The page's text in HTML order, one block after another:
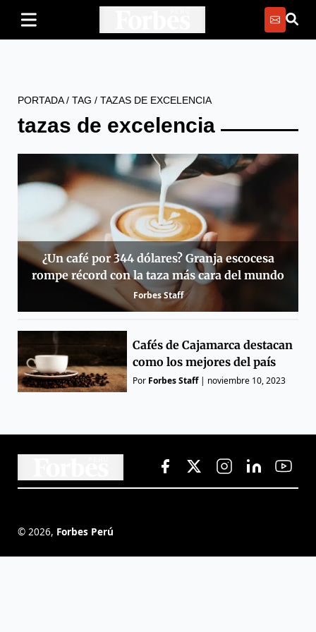
PORTADA/ TAG / TAZAS DE EXCELENCIA
tazas de excelencia
¿Un café por 344 dólares? Granja escocesa
rompe récord con la taza más cara del mundo
Forbes Staff
Cafés de Cajamarca destacan
como los mejores del país
Por Forbes Staff| noviembre 10, 2023
© 2026, Forbes Perú